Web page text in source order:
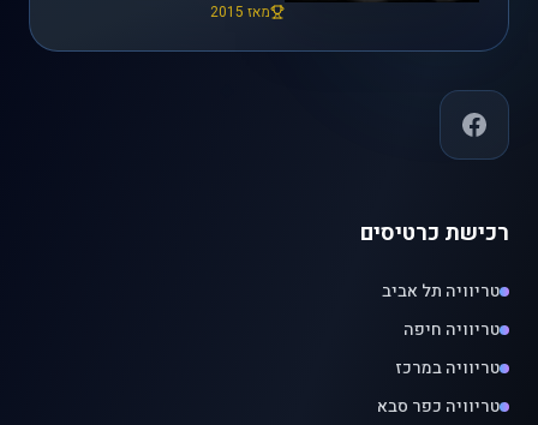
מאז 2015
רכישת כרטיסים
טריוויה תל אביב
טריוויה חיפה
טריוויה במרכז
טריוויה כפר סבא